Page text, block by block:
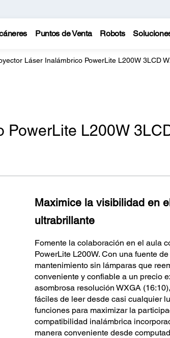
Puntos de Venta Robots
Láser Inalámbrico PowerLite L200W 3LCD
PowerLite L200W
Maximice la visibilidad en
ultrabrillante
Fomente la colaboración en el aula
PowerLite L200W. Con una fuente
mantenimiento sin lámparas que
conveniente y confiable a un precio
asombrosa resolución WXGA
fáciles de leer desde casi cualquier
funciones para maximizar la
compatibilidad inalámbrica
manera conveniente desde